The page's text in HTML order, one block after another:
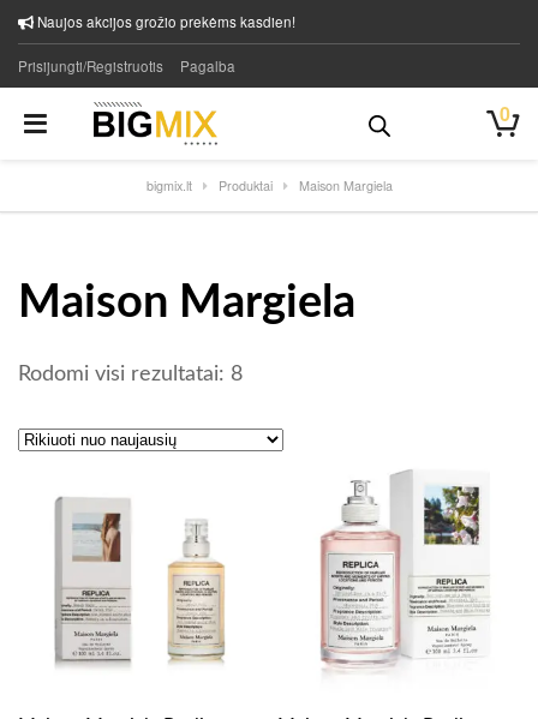
Naujos akcijos grožio prekėms kasdien!
Prisijungti/Registruotis Pagalba
0
bigmix.lt Produktai Maison Margiela
Maison Margiela
Rodomi visi rezultatai: 8Rūšiuojama pagal naujausią